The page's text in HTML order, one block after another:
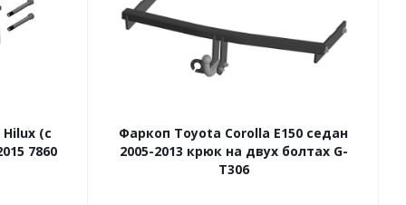
(с
7860
Фаркоп Toyota Corolla E150 седан
2005-2013 крюк на двух болтах G-
T306